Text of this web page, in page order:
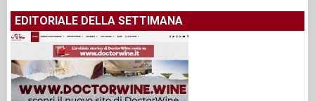
EDITORIALE DELLA SETTIMANA